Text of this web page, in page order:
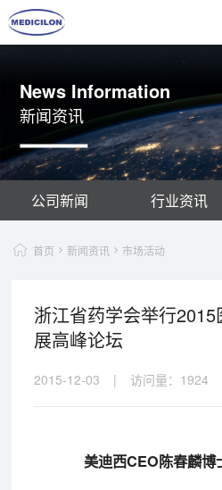
News Information
新闻资讯
公司新闻 行业资讯
首页 新闻资讯 市场活动
浙江省药学会举行
展高峰论坛
2015-12-03 | 访问量： 1924
美迪西CEO陈春麟博